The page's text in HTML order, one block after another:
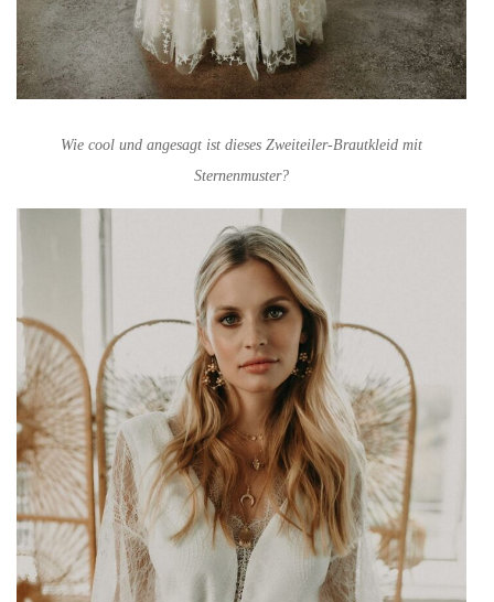
Wie cool und angesagt ist dieses Zweiteiler-Brautkleid mit
Sternenmuster?